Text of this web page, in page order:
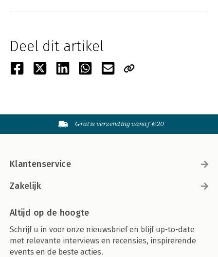
Deel dit artikel
Gratis verzending vanaf €20
Klantenservice
Zakelijk
Altijd op de hoogte
Schrijf u in voor onze nieuwsbrief en blijf up-to-date
met relevante interviews en recensies, inspirerende
events en de beste acties.